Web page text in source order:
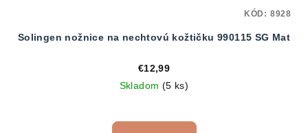
Solingen nožnice na nechtovú kožtičku 990115 SG Mat
€12,99
Skladom (5 ks)
KÓD: 8928